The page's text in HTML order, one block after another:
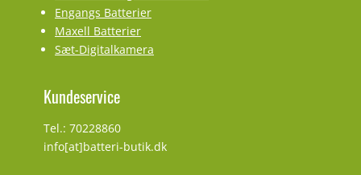
Engangs Batterier
Maxell Batterier
Sæt-Digitalkamera
Kundeservice
Tel.: 70228860
info[at]batteri-butik.dk